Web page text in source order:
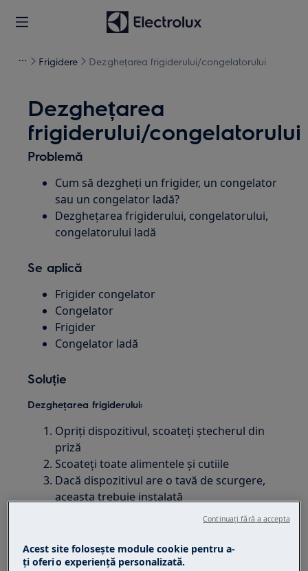
Frigidere Dezghețarea frigiderului/congelatorului
Dezghețarea
frigiderului/congelatorului
Problemă
Cum să dezgheți un frigider, un congelator
sau un congelator ladă?
Dezghețarea frigiderului, congelatorului,
congelatorului ladă
Se aplică
Frigider congelator
Congelator
Frigider
Congelator ladă
Soluție
Dezghețarea frigiderului:
Opriți dispozitivul, scoateți ștecherul din
priză
Scoateți toate alimentele și cutiile
Dacă dispozitivul are o tavă de scurgere,
aceasta trebuie instalată
Dezghețați lăsând ușa deschisă
Scoateți scurgerea și înlocuiți cutiile
Închideți ușa și reconectați ștecherul la
Acest site folosește module cookie pentru a-
ţi oferi o experienţă personalizată.
Continuați fără a accepta